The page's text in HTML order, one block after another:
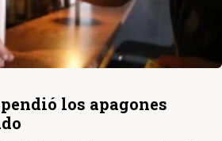
los apagones